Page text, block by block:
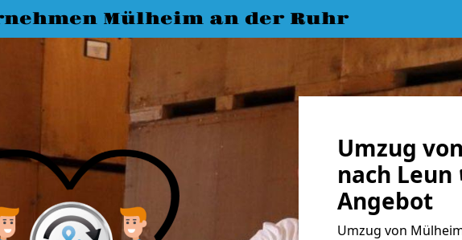
Mülheim an der Ruhr
Umzug
nach Leun
Angebot
Umzug von